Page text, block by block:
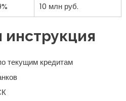
10 млн руб.
инструкция
текущим кредитам